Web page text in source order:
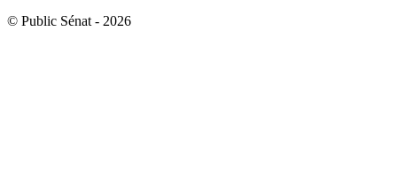
© Public Sénat - 2026